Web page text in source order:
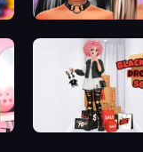
Black Friday Dress